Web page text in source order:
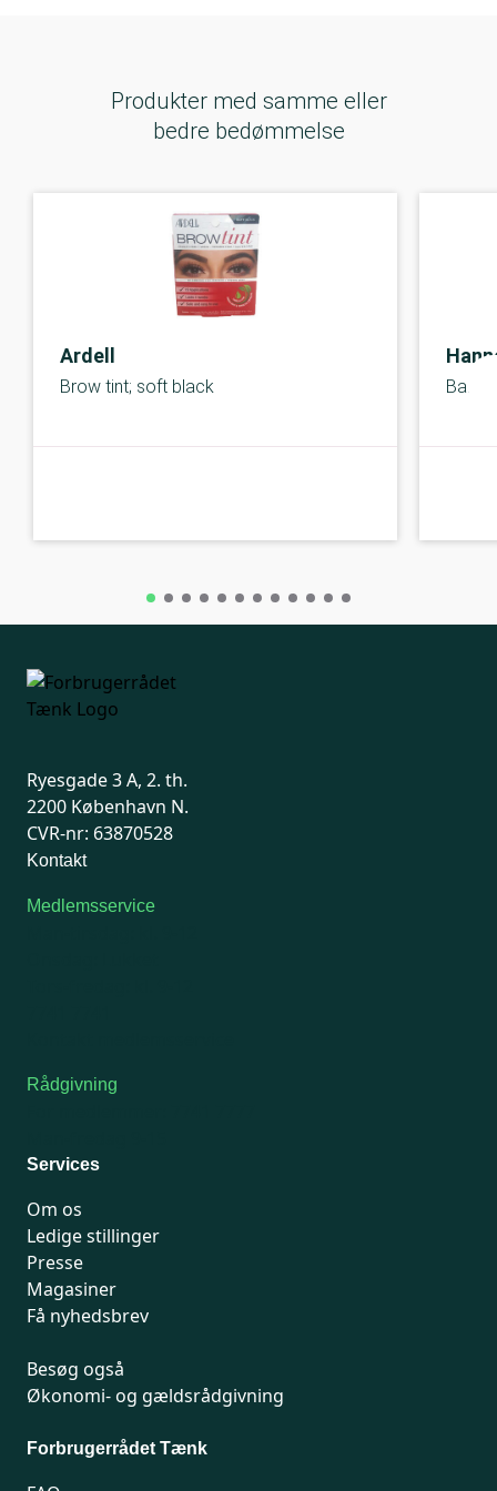
Produkter med samme eller
bedre bedømmelse
Ardell
Brow tint; soft black Bang
Ryesgade 3 A, 2. th.
2200 København N.
CVR-nr: 63870528
Kontakt
Medlemsservice
Rådgivning
Services
Om os
Ledige stillinger
Presse
Magasiner
Få nyhedsbrev
Besøg også
Økonomi- og gældsrådgivning
Forbrugerrådet Tænk